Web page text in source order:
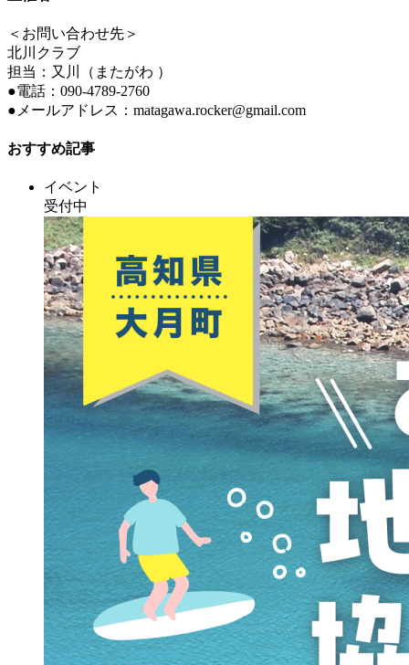
＜お問い合わせ先＞
北川クラブ
担当：又川（またがわ ）
●電話：090-4789-2760
●メールアドレス：matagawa.rocker@gmail.com
おすすめ記事
イベント
受付中